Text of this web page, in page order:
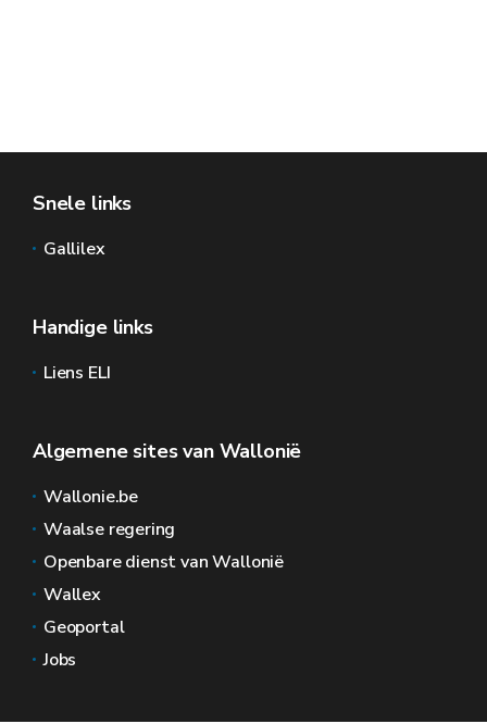
Snele links
Gallilex
Handige links
Liens ELI
Algemene sites van Wallonië
Wallonie.be
Waalse regering
Openbare dienst van Wallonië
Wallex
Geoportal
Jobs